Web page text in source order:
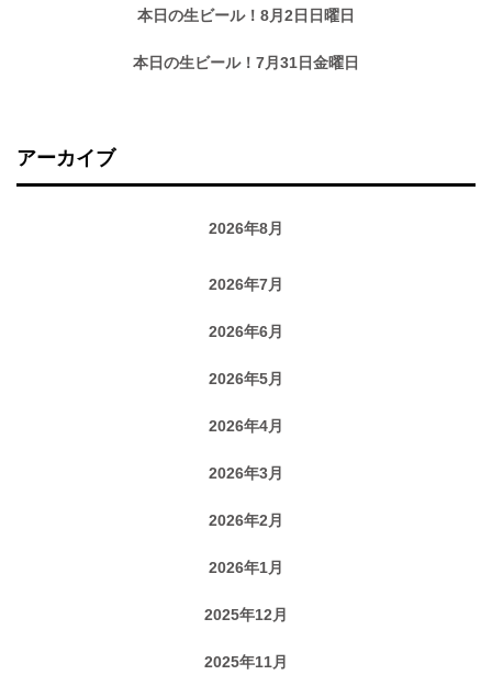
本日の生ビール！8月2日日曜日
本日の生ビール！7月31日金曜日
アーカイブ
2026年8月
2026年7月
2026年6月
2026年5月
2026年4月
2026年3月
2026年2月
2026年1月
2025年12月
2025年11月